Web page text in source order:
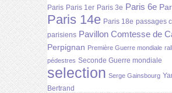
Paris Paris 1er Paris 3e Paris 6e
Paris 14e Paris 18e passages
parisiens Pavillon Comtesse de
Perpignan Première Guerre mondiale
pédestres Seconde Guerre mondiale
selection Serge Gainsbourg
Bertrand